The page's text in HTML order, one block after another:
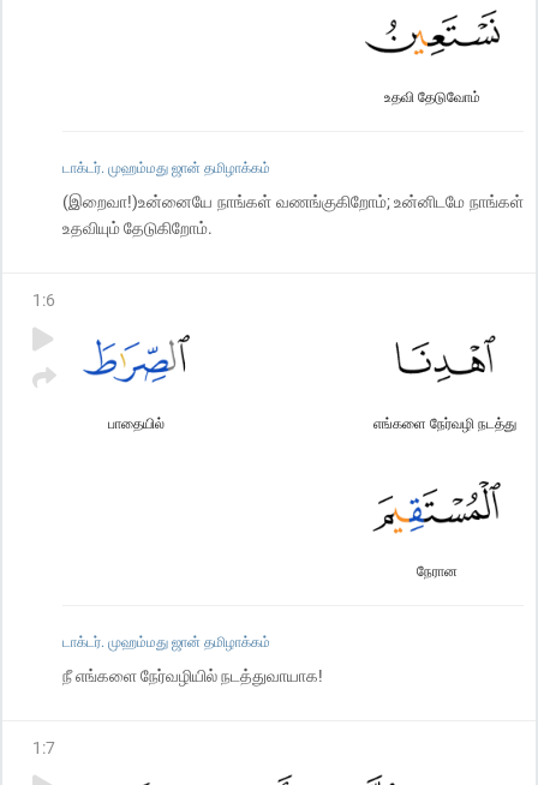
உதவி தேடுவோம்
டாக்டர். முஹம்மது ஜான் தமிழாக்கம்
(இறைவா!)உன்னையே நாங்கள் வணங்குகிறோம்; உன்னிடமே நாங்கள்
உதவியும் தேடுகிறோம்.
1 :6
எங்களை நேர்வழி நடத்து
பாதையில்
நேரான
டாக்டர். முஹம்மது ஜான் தமிழாக்கம்
நீ எங்களை நேர்வழியில் நடத்துவாயாக!
1 :7